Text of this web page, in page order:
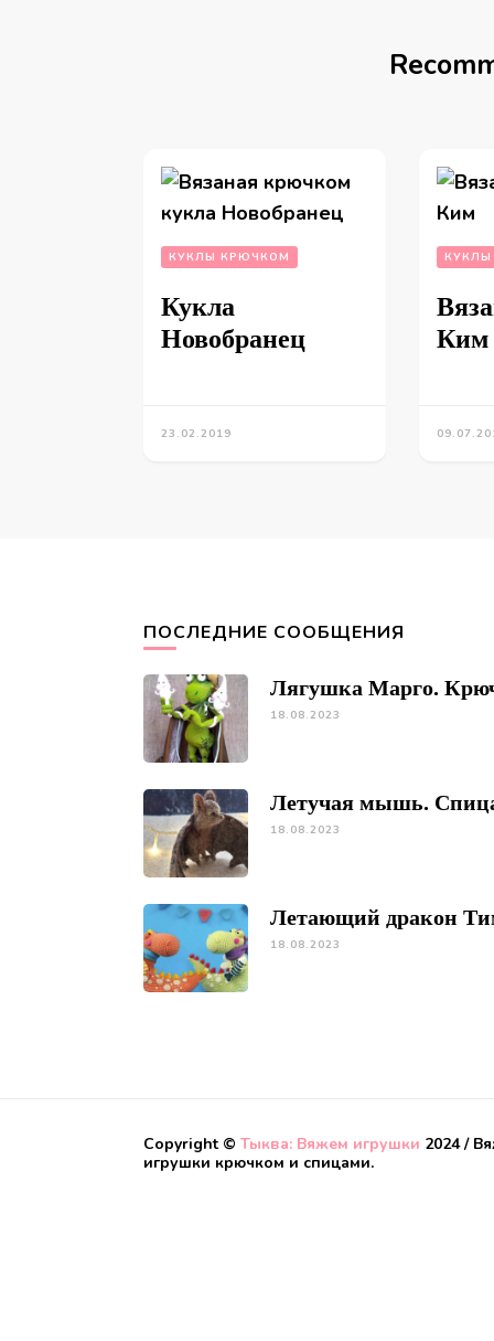
КУКЛЫ КРЮЧКОМ
Кукла
Новобранец
23.02.2019
Ким
ПОСЛЕДНИЕ СООБЩЕНИЯ
Лягушка Марго.
18.08.2023
Летучая мышь.
18.08.2023
Летающий дракон
18.08.2023
Copyright © Тыква: Вяжем игрушки 2024 /
игрушки крючком и спицами.